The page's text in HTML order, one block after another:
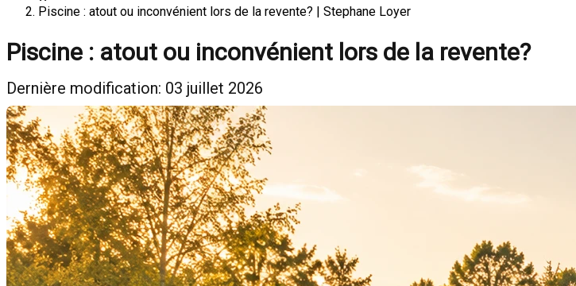
Piscine : atout ou inconvénient lors de la revente? | Stephane Loyer
Piscine : atout ou inconvénient lors de la revente?
Dernière modification: 03 juillet 2026